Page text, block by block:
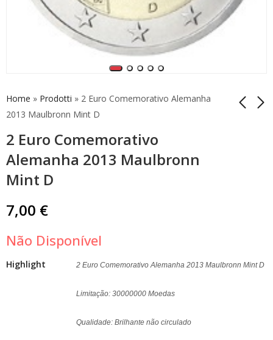
Home » Prodotti » 2 Euro Comemorativo Alemanha
2013 Maulbronn Mint D
2 Euro Comemorativo
Alemanha 2013 Maulbronn
Mint D
Alemanha 2013
Maulbronn Mint G
Malta 2015 100 Anos
Primeiro Voo Unc
7,00 €
Não Disponível
Highlight 2 Euro Comemorativo Alemanha 2013 Maulbronn Mint D
Limitação: 30000000 Moedas
Qualidade: Brilhante não circulado